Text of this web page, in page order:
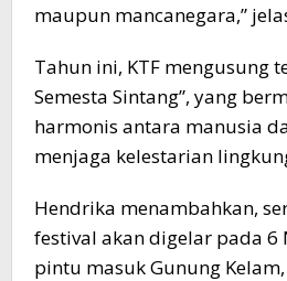
maupun mancanegara,”
Tahun ini, KTF mengusung
Semesta Sintang”, yang
harmonis antara manusia
menjaga kelestarian
Hendrika menambahkan,
festival akan digelar pada 6
pintu masuk Gunung